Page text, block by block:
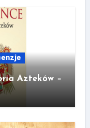
Azteków –